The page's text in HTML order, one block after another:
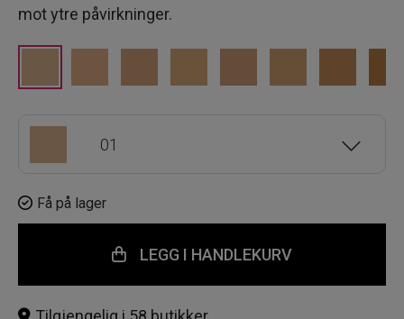
mot ytre påvirkninger.
01
02
02.5
Få på lager
LEGG I HANDLEKURV